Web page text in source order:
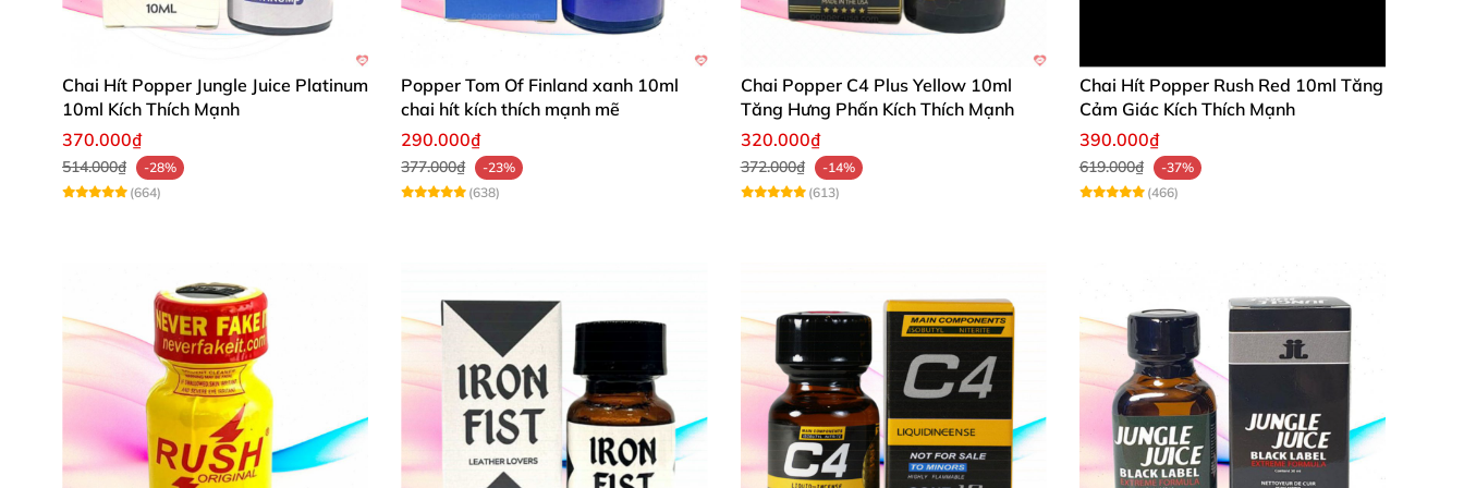
rất thích hợp cho các cặp nam đồng tính (GAY) . Vì giúp giãn cơ hậu môn từ đó hỗ trợ quan hệ tình dục bằng cửa sau dễ dàng hơn
Hầu như
các bạn Gay đều biết và sử dụng đến poppers nhưng chưa chắc biết đến Jacked – một poppers thế hệ mới.
sử dụng poppers Jacked có sướng không?
Hít xa mũi hơn bình thường
Tuyệt đối khôngđược uống hay nếm poppers.
Để tránh hao phí khi dùng là nên đậy nắp kín ngay sau mỗi lần hít.
Tránh để dính poppers vào mắt.
Không sử dụng khi mệt mỏi , bệnh lý về tim mạch huyết áp.
Chai Hít Popper Jungle Juice Platinum
10ml Kích Thích Mạnh
370.000₫
514.000₫
-28%
(664)
Popper Tom Of Finland xanh 10ml
chai hít kích thích mạnh mẽ
290.000₫
377.000₫
-23%
(638)
Chai Popper C4 Plus Yellow 10ml
Tăng Hưng Phấn Kích Thích Mạnh
320.000₫
372.000₫
-14%
(613)
Chai Hít Popper Rush Red 10ml Tăng
Cảm Giác Kích Thích Mạnh
390.000₫
619.000₫
-37%
(466)